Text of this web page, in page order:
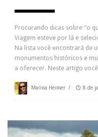
Procurando dicas sobre “o
Viagem esteve por lá e
Na lista você encontrará de
monumentos históricos e
a oferecer. Neste artigo você
Marina Heimer / 8 de